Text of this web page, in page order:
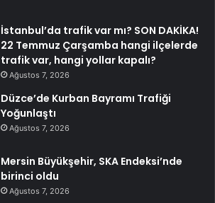
İstanbul’da trafik var mı? SON DAKİKA!
22 Temmuz Çarşamba hangi ilçelerde
trafik var, hangi yollar kapalı?
Ağustos 7, 2026
Düzce’de Kurban Bayramı Trafiği
Yoğunlaştı
Ağustos 7, 2026
Mersin Büyükşehir, SKA Endeksi’nde
birinci oldu
Ağustos 7, 2026